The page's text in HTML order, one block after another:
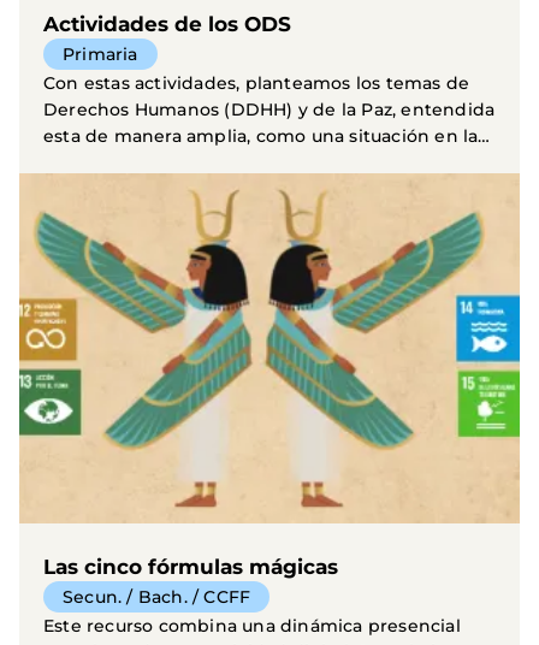
Actividades de los ODS
Primaria
Con estas actividades, planteamos los temas de
Derechos Humanos (DDHH) y de la Paz, entendida
esta de manera amplia, como una situación en la
Las cinco fórmulas mágicas
Secun. / Bach. / CCFF
Este recurso combina una dinámica presencial